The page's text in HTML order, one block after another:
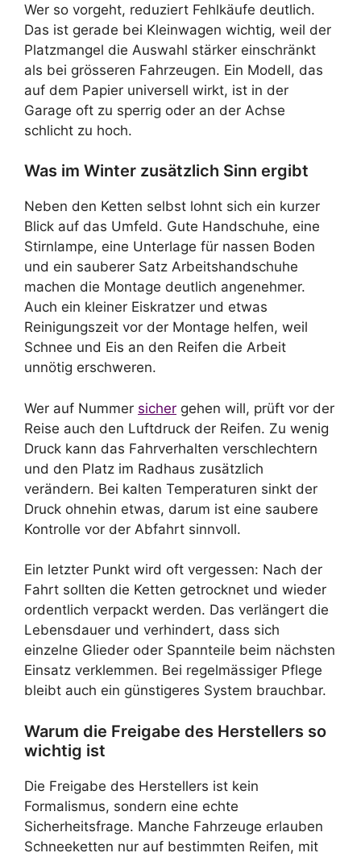
Wer so vorgeht, reduziert Fehlkäufe deutlich.
Das ist gerade bei Kleinwagen wichtig, weil der
Platzmangel die Auswahl stärker einschränkt
als bei grösseren Fahrzeugen. Ein Modell, das
auf dem Papier universell wirkt, ist in der
Garage oft zu sperrig oder an der Achse
schlicht zu hoch.
Was im Winter zusätzlich Sinn ergibt
Neben den Ketten selbst lohnt sich ein kurzer
Blick auf das Umfeld. Gute Handschuhe, eine
Stirnlampe, eine Unterlage für nassen Boden
und ein sauberer Satz Arbeitshandschuhe
machen die Montage deutlich angenehmer.
Auch ein kleiner Eiskratzer und etwas
Reinigungszeit vor der Montage helfen, weil
Schnee und Eis an den Reifen die Arbeit
unnötig erschweren.
Wer auf Nummer sicher gehen will, prüft vor der
Reise auch den Luftdruck der Reifen. Zu wenig
Druck kann das Fahrverhalten verschlechtern
und den Platz im Radhaus zusätzlich
verändern. Bei kalten Temperaturen sinkt der
Druck ohnehin etwas, darum ist eine saubere
Kontrolle vor der Abfahrt sinnvoll.
Ein letzter Punkt wird oft vergessen: Nach der
Fahrt sollten die Ketten getrocknet und wieder
ordentlich verpackt werden. Das verlängert die
Lebensdauer und verhindert, dass sich
einzelne Glieder oder Spannteile beim nächsten
Einsatz verklemmen. Bei regelmässiger Pflege
bleibt auch ein günstigeres System brauchbar.
Warum die Freigabe des Herstellers so
wichtig ist
Die Freigabe des Herstellers ist kein
Formalismus, sondern eine echte
Sicherheitsfrage. Manche Fahrzeuge erlauben
Schneeketten nur auf bestimmten Reifen, mit